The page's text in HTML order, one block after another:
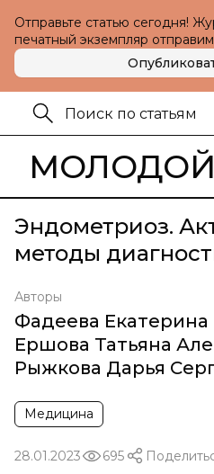
Отправьте статью сегодня!
печатный экземпляр отправим
Эндометриоз.
методы
Авторы
Фадеева Екатерина
Ершова Татьяна
Рыжкова Дарья
Медицина
28.01.2023 695